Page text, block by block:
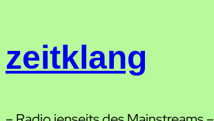
springen
zeitklang